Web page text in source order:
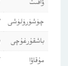
ۋاقىت
چۈشۈرۈلۈشى
باشقۇرغۇچى
مۇقاۋا